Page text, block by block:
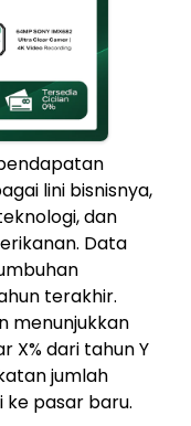
lini bisnisnya,
dan
Data
terakhir.
menunjukkan
X% dari tahun Y
jumlah
pasar baru.